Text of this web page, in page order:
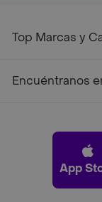
Top Marcas y
Encuéntranos
App